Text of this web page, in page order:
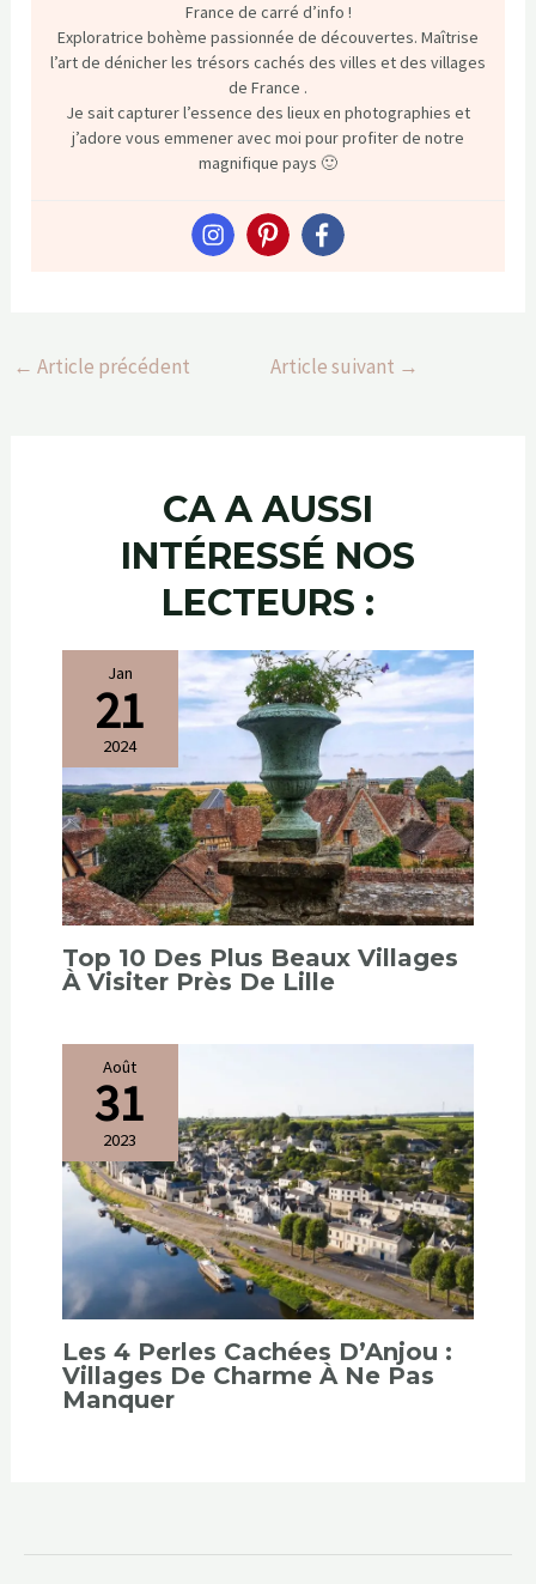
France de carré d’info !
Exploratrice bohème passionnée de découvertes. Maîtrise
l’art de dénicher les trésors cachés des villes et des villages
de France .
Je sait capturer l’essence des lieux en photographies et
j’adore vous emmener avec moi pour profiter de notre
magnifique pays 🙂
← Article précédent Article suivant →
CA A AUSSI
INTÉRESSÉ NOS
LECTEURS :
Jan
21
2024
Top 10 Des Plus Beaux Villages
À Visiter Près De Lille
Août
31
2023
Les 4 Perles Cachées D’Anjou :
Villages De Charme À Ne Pas
Manquer